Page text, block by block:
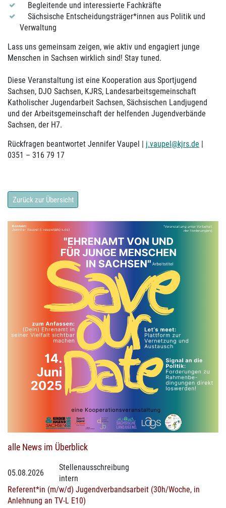
Begleitende und interessierte Fachkräfte
Sächsische Entscheidungsträger*innen aus Politik und
Verwaltung
Lass uns gemeinsam zeigen, wie aktiv und engagiert junge
Menschen in Sachsen wirklich sind! Stay tuned.
Diese Veranstaltung ist eine Kooperation aus Sportjugend
Sachsen, DJO Sachsen, KJRS, Landesarbeitsgemeinschaft
Katholischer Jugendarbeit Sachsen, Sächsischen Landjugend
und der Arbeitsgemeinschaft der helfenden Jugendverbände
Sachsen, der H7.
Rückfragen beantwortet Jennifer Vaupel | j.vaupel@kjrs.de
0351 – 316 79 17
Zurück zur Übersicht
alle News im Überblick
05.08.2026
Stellenausschreibung
intern
Referent*in (m/w/d) Jugendverbandsarbeit (30h/Woche, in
Anlehnung an TV-L E10)